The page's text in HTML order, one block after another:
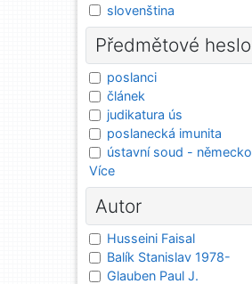
slovenština
Předmětové heslo
poslanci
článek
judikatura ús
poslanecká imunita
ústavní soud - německo
Více
Autor
Husseini Faisal
Balík Stanislav 1978-
Glauben Paul J.